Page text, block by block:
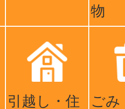
物
引越し・住
ごみ